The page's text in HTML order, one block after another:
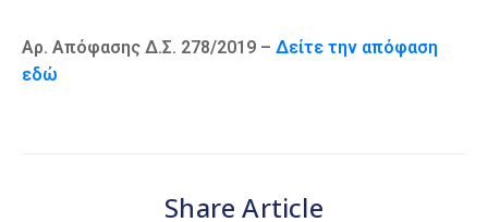
Αρ. Απόφασης Δ.Σ. 278/2019 – Δείτε την απόφαση
εδώ
Share Article